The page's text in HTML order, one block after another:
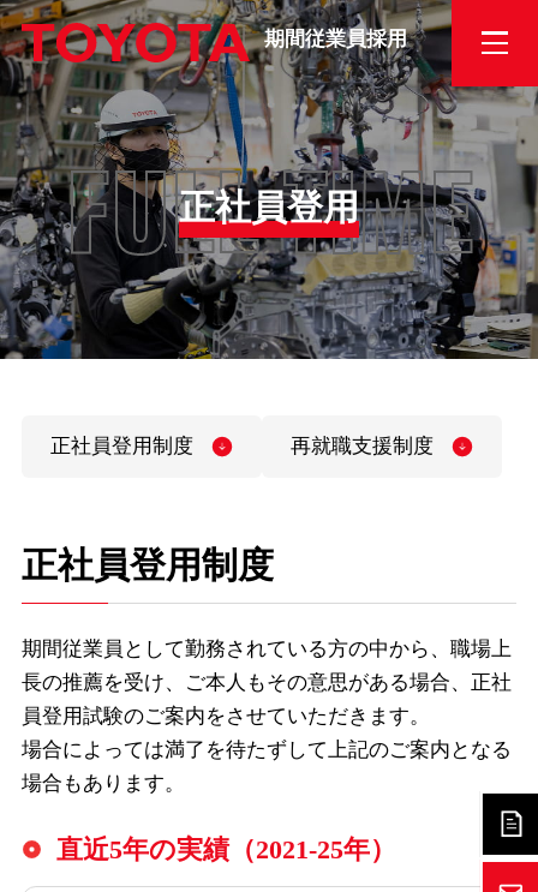
期間従業員採用
FULL-TIME
正社員登用
正社員登用制度 再就職支援制度
正社員登用制度
期間従業員として勤務されている方の中から、職場上
長の推薦を受け、ご本人もその意思がある場合、正社
員登用試験のご案内をさせていただきます。
場合によっては満了を待たずして上記のご案内となる
場合もあります。
直近5年の実績（2021-25年）